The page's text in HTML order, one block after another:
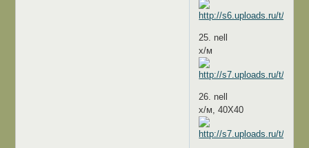
25. nell
х/м
26. nell
х/м, 40Х40